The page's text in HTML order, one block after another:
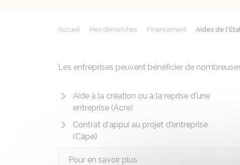
Accueil Mes démarches Financement Aides de
Les entreprises peuvent bénéficier de
Aide à la création ou à la reprise d'une
entreprise (Acre)
Contrat d'appui au projet d'entreprise
(Cape)
Pour en savoir plus